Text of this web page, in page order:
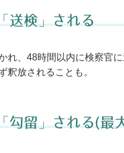
送検」される
、48時間以内に検察官に
釈放されることも。
勾留」される(最